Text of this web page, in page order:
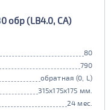
обр (LB4.0, CA)
80
790
обратная (0, L)
315x175x175 мм.
24 мес.